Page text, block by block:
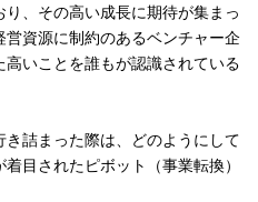
、その高い成長に期待が集まっ
資源に制約のあるベンチャー企
いことを誰もが認識されている
詰まった際は、どのようにして
目されたピボット（事業転換）